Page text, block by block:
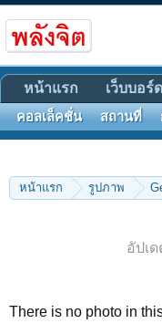
หน้าแรก รูปภาพ
อัปเด
There is no photo in
หน้าแรก เว็บบอร์ด
คอลเล็คชั่น สถานที่